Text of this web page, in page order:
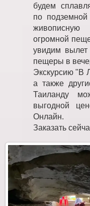
будем
по
огромной
увидим
пещеры в
Экскурсию "В
а также
Таиланду
выгодной
Онлайн.
Заказать